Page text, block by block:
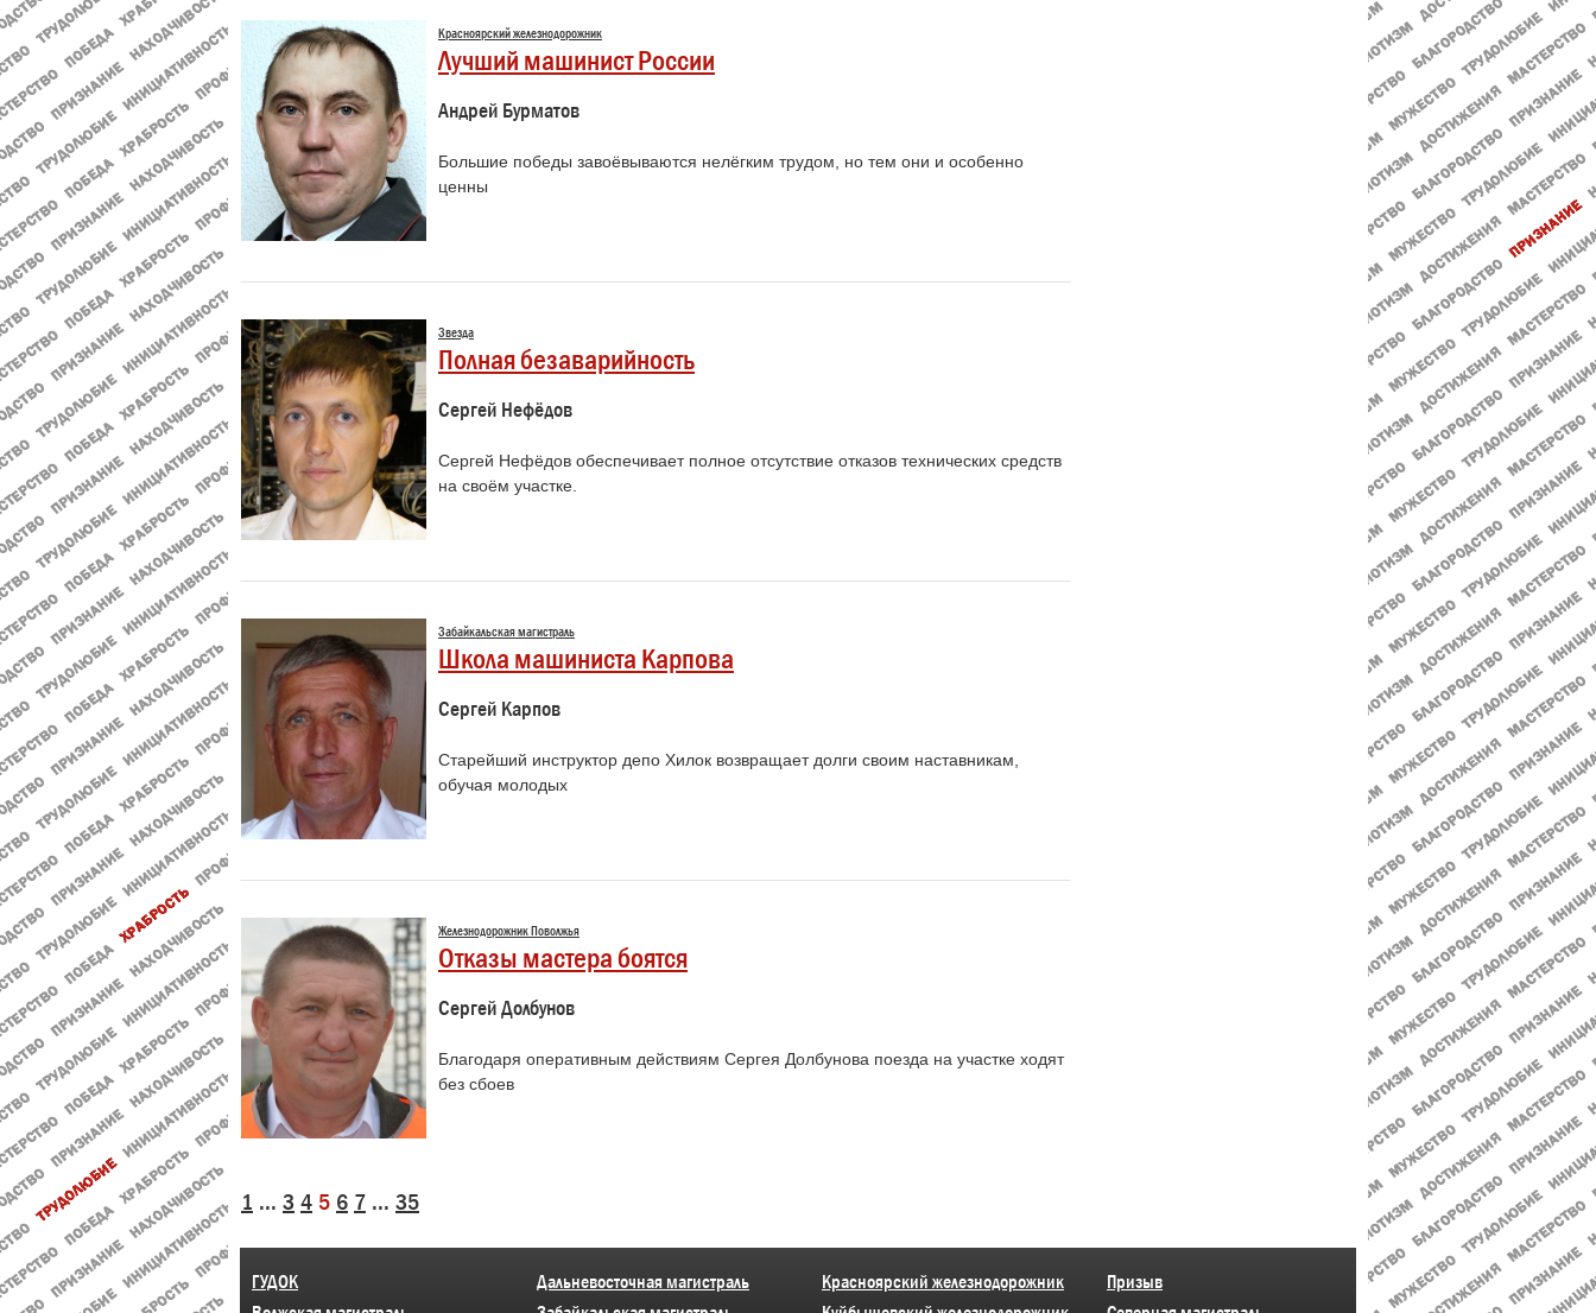
Красноярский железнодорожник
Лучший машинист России
Андрей Бурматов
Большие победы завоёвываются нелёгким трудом, но тем они и особенно
ценны
Звезда
Полная безаварийность
Сергей Нефёдов
Сергей Нефёдов обеспечивает полное отсутствие отказов технических средств
на своём участке.
Забайкальская магистраль
Школа машиниста Карпова
Сергей Карпов
Старейший инструктор депо Хилок возвращает долги своим наставникам,
обучая молодых
Железнодорожник Поволжья
Отказы мастера боятся
Сергей Долбунов
Благодаря оперативным действиям Сергея Долбунова поезда на участке ходят
без сбоев
1 ... 3 4 5 6 7 ... 35
ГУДОК
Дальневосточная магистраль
Красноярский железнодорожник
Призыв